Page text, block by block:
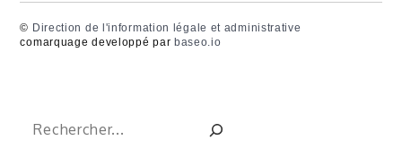
© Direction de l'information légale et administrative
comarquage developpé par baseo.io
Rechercher